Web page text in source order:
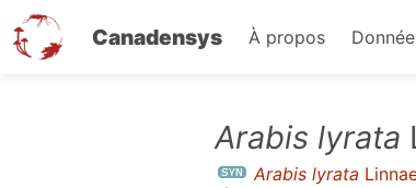
Canadensys À propos
Arabis lyrata
Arabis lyrata